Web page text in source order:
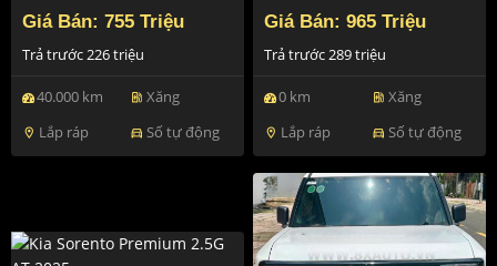
Giá Bán: 755 Triệu
Trả trước 226 triệu
40.000 km ev_station Xăng
location_on Lắp ráp directions_car Số tự động
Giá Bán: 965 Triệu
Trả trước 289 triệu
0 km ev_station Xăng
location_on Lắp ráp directions_car Số tự động